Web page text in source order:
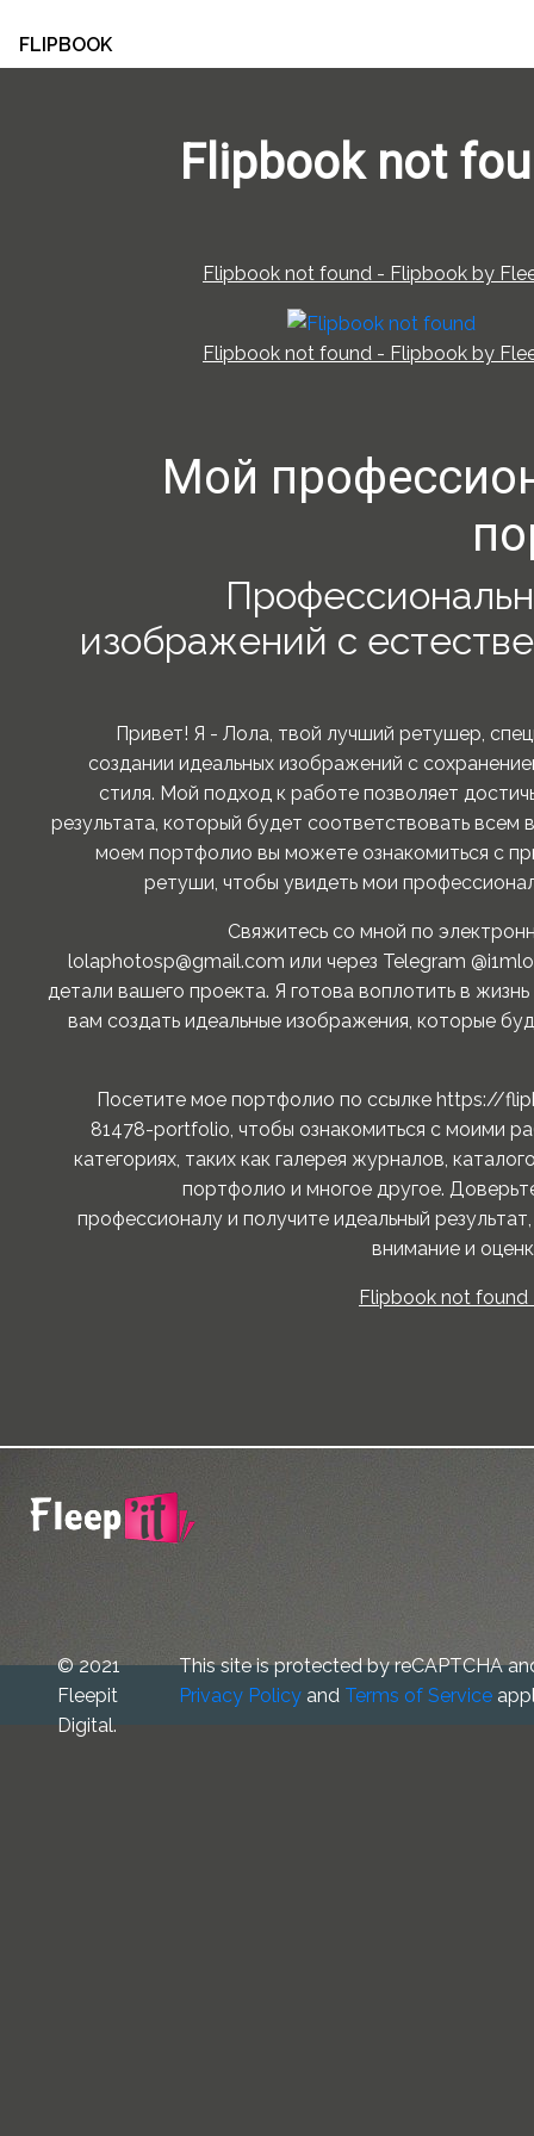
FLIPBOOK
Flipbook not
Flipbook not found - Flipbook by
Flipbook not found - Flipbook by
Мой
изображений с
Привет! Я - Лола, твой лучший ретушер,
создании идеальных изображений с
стиля. Мой подход к работе позволяет
результата, который будет соответствовать
моем портфолио вы можете ознакомиться с
ретуши, чтобы увидеть мои
Свяжитесь со мной по
lolaphotosp@gmail.com или через Telegram
детали вашего проекта. Я готова воплотить в
вам создать идеальные изображения, которые
Посетите мое портфолио по ссылке https://
81478-portfolio, чтобы ознакомиться с моими
категориях, таких как галерея журналов,
портфолио и многое другое.
профессионалу и получите идеальный
внимание и
Flipbook not
© 2021
Fleepit
Digital.
This site is protected by reCAPTCHA
Privacy Policyand Terms of Service